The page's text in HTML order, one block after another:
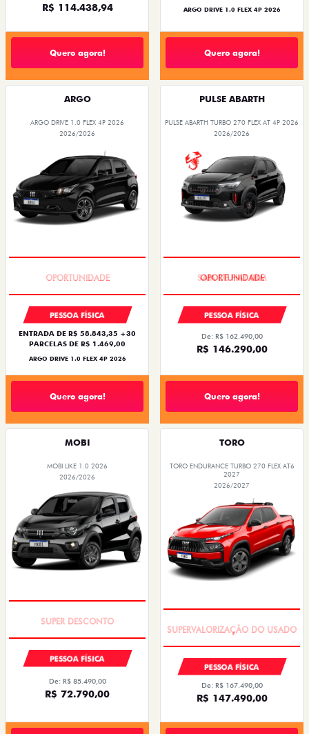
R$ 114.438,94
Quero agora!
ARGO DRIVE 1.0 FLEX 4P 2026
Quero agora!
ARGO
ARGO DRIVE 1.0 FLEX 4P 2026
2026/2026
PESSOA FÍSICA
ENTRADA DE R$ 58.843,35 +30
PARCELAS DE R$ 1.469,00
ARGO DRIVE 1.0 FLEX 4P 2026
Quero agora!
PULSE ABARTH
PULSE ABARTH TURBO 270 FLEX AT 4P 2026
2026/2026
PESSOA FÍSICA
De: R$ 162.490,00
R$ 146.290,00
Quero agora!
MOBI
MOBI LIKE 1.0 2026
2026/2026
PESSOA FÍSICA
De: R$ 85.490,00
R$ 72.790,00
TORO
TORO ENDURANCE TURBO 270 FLEX AT6
2027
2026/2027
PESSOA FÍSICA
De: R$ 167.490,00
R$ 147.490,00